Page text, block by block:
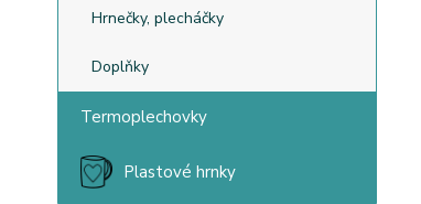
Hrnečky, plecháčky
Doplňky
Termoplechovky
Plastové hrnky